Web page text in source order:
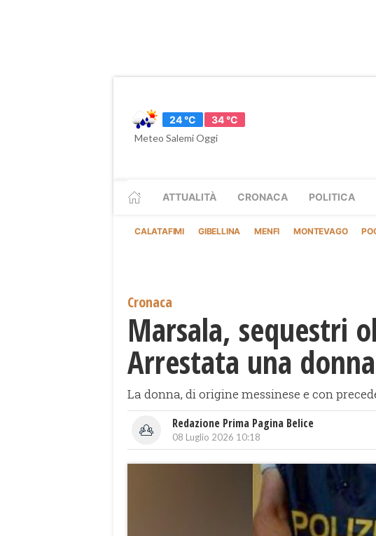
24 °C
34 °C
Meteo Salemi Oggi
ATTUALITÀ CRONACA POLITICA
CALATAFIMI GIBELLINA MENFI MONTEVAGO
Cronaca
Marsala, sequestri
Arrestata una donna
La donna, di origine messinese e con
Redazione Prima Pagina Belice
08 Luglio 2026 10:18